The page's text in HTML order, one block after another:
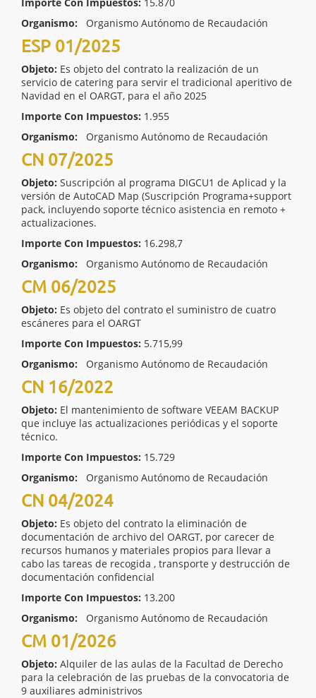
Organismo:
Organismo Autónomo de Recaudación
ESP 01/2025
Objeto: Es objeto del contrato la realización de un
servicio de catering para servir el tradicional aperitivo de
Navidad en el OARGT, para el año 2025
Importe Con Impuestos: 1.955
Organismo:
Organismo Autónomo de Recaudación
CN 07/2025
Objeto: Suscripción al programa DIGCU1 de Aplicad y la
versión de AutoCAD Map (Suscripción Programa+support
pack, incluyendo soporte técnico asistencia en remoto +
actualizaciones.
Importe Con Impuestos: 16.298,7
Organismo:
Organismo Autónomo de Recaudación
CM 06/2025
Objeto: Es objeto del contrato el suministro de cuatro
escáneres para el OARGT
Importe Con Impuestos: 5.715,99
Organismo:
Organismo Autónomo de Recaudación
CN 16/2022
Objeto: El mantenimiento de software VEEAM BACKUP
que incluye las actualizaciones periódicas y el soporte
técnico.
Importe Con Impuestos: 15.729
Organismo:
Organismo Autónomo de Recaudación
CN 04/2024
Objeto: Es objeto del contrato la eliminación de
documentación de archivo del OARGT, por carecer de
recursos humanos y materiales propios para llevar a
cabo las tareas de recogida , transporte y destrucción de
documentación confidencial
Importe Con Impuestos: 13.200
Organismo:
Organismo Autónomo de Recaudación
CM 01/2026
Objeto: Alquiler de las aulas de la Facultad de Derecho
para la celebración de las pruebas de la convocatoria de
9 auxiliares administrivos